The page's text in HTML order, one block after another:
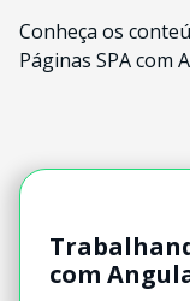
Conheça os
Páginas SPA com
com